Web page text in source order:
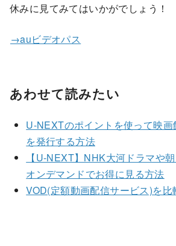
休みに見てみてはいかがでしょう！
→auビデオパス
あわせて読みたい
U-NEXTのポイントを使って映
を発行する方法
【U-NEXT】NHK大河ドラマや
オンデマンドでお得に見る方法
VOD(定額動画配信サービス)を比